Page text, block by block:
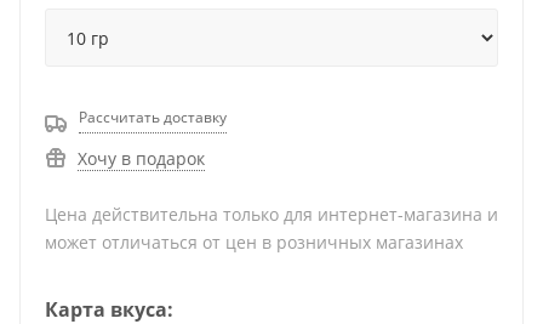
Рассчитать доставку
Хочу в подарок
Цена действительна только для интернет-магазина и
может отличаться от цен в розничных магазинах
Карта вкуса: